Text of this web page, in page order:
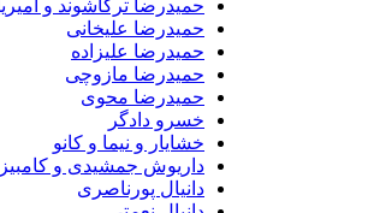
حمیدرضا ترکاشوند و امیریل ارجمند
حمیدرضا علیخانی
حمیدرضا علیزاده
حمیدرضا مازوچی
حمیدرضا محوی
خسرو دادگر
خشایار و نیما و کانو
داریوش جمشیدی و کامبیز جمشیدی
دانیال پورناصری